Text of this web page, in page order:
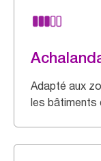
Adapté aux
les bâtiments